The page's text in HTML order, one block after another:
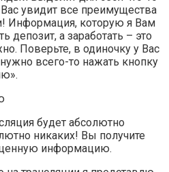
увидит все преимущества
Информация, которую я Вам
депозит, а заработать – это
Поверьте, в одиночку у Вас
всего-то нажать кнопку
будет абсолютно
никаких! Вы получите
информацию.